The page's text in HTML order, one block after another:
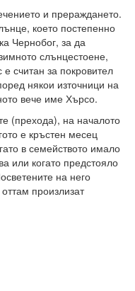
и прераждането.
което постепенно
Чернобог, за да
слънцестоене,
считан за покровител
някои източници на
вече име Хърсо.
(прехода), на началото
е кръстен месец
в семейството имало
или когато предстояло
на него
произлизат